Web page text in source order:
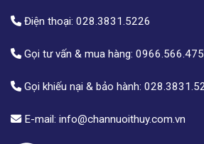
Điện thoại: 028.3831.5226
Gọi tư vấn & mua hàng: 0966.566.475
Gọi khiếu nại & bảo hành:
E-mail: info@channuoithuy.com.vn